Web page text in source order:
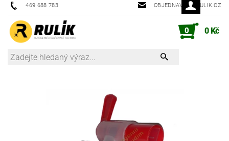
469 688 783 OBJEDNAVKY@RULIK.CZ
0 0 Kč